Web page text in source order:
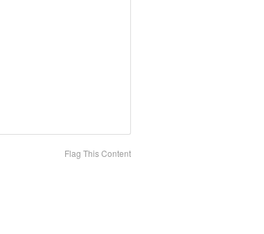
Flag This Content